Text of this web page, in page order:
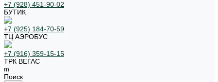
+7 (928) 451-90-02
БУТИК
+7 (925) 184-70-59
ТЦ АЭРОБУС
+7 (916) 359-15-15
ТРК ВЕГАС
Поиск